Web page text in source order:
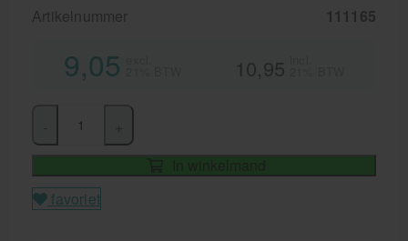
Artikelnummer 111165
9,05 10,95
In winkelmand
favoriet